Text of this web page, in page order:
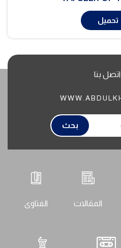
تحميل
اتصل بنا
بحث
المقالات الفتاوى